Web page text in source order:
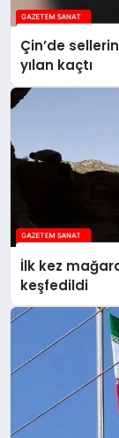
Çin’de
yılan kaçtı
İlk kez
keşfedildi